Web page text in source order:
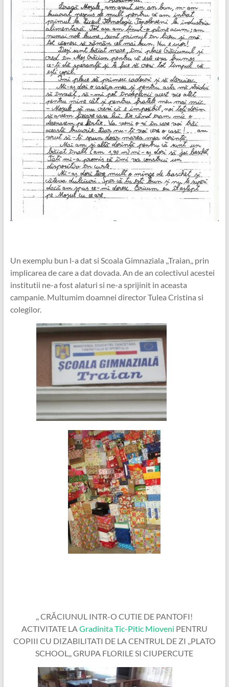
Un exemplu bun l-a dat si Scoala Gimnaziala ,,Traian,, prin
implicarea de care a dat dovada. An de an colectivul acestei
institutii ne-a fost alaturi si ne-a sprijinit in aceasta
campanie. Multumim doamnei director Tulea Cristina si
colegilor.
,, CRĂCIUNUL INTR-O CUTIE DE PANTOFI!
ACTIVITATE LAGradinita Tic-Pitic Mioveni PENTRU
COPIII CU DIZABILITATI DE LA CENTRUL DE ZI ,,PLATO
SCHOOL,, GRUPA FLORILE SI CIUPERCUTE